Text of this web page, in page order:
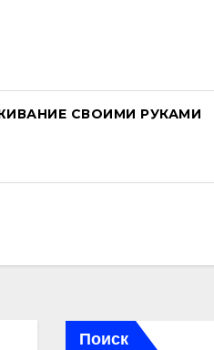
СВОИМИ РУКАМИ
Поиск